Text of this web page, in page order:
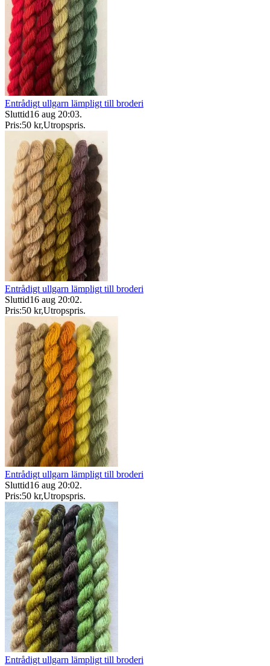
Entrådigt ullgarn lämpligt till broderi
Sluttid16 aug 20:03.
Pris:50 kr,Utropspris.
Entrådigt ullgarn lämpligt till broderi
Sluttid16 aug 20:02.
Pris:50 kr,Utropspris.
Entrådigt ullgarn lämpligt till broderi
Sluttid16 aug 20:02.
Pris:50 kr,Utropspris.
Entrådigt ullgarn lämpligt till broderi